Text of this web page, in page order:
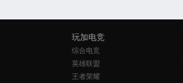
玩加电竞
综合电竞
英雄联盟
王者荣耀